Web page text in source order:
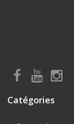
Catégories